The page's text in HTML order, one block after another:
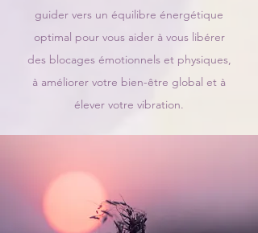
guider vers un équilibre énergétique
optimal pour vous aider à vous libérer
des blocages émotionnels et physiques,
à améliorer votre bien-être global et à
élever votre vibration.